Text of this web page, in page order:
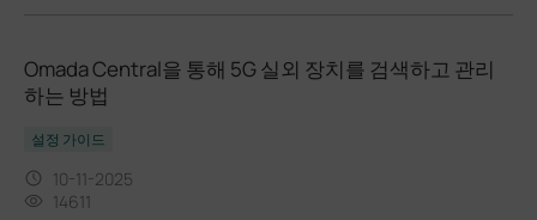
Omada Central을 통해 5G 실외 장치를 검색하고 관리
하는 방법
설정 가이드
10-11-2025
14611